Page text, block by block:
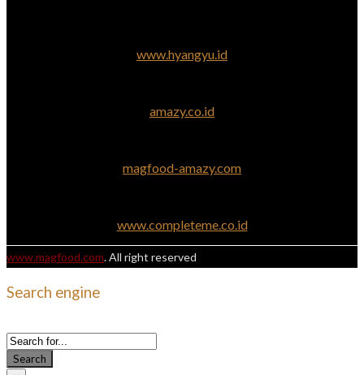
www.hyangyu.id
amazy.co.id
magfood-amazy.com
www.completeme.co.id
www.magfood.com. All right reserved
Search engine
Search